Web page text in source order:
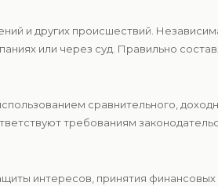
и других происшествий.
или через суд. Правильно
сравнительного,
требованиям
интересов, принятия